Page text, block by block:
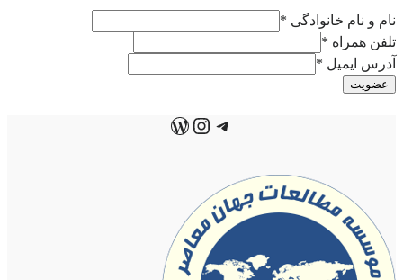
نام و نام خانوادگی *
تلفن همراه *
آدرس ایمیل *
عضویت
تلگرام
اینستاگرم
وردپرس